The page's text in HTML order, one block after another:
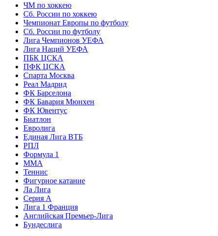
ЧМ по хоккею
Сб. России по хоккею
Чемпионат Европы по футболу
Сб. России по футболу
Лига Чемпионов УЕФА
Лига Наций УЕФА
ПБК ЦСКА
ПФК ЦСКА
Спарта Москва
Реал Мадрид
ФК Барселона
ФК Бавария Мюнхен
ФК Ювентус
Биатлон
Евролига
Единая Лига ВТБ
РПЛ
Формула 1
MMA
Теннис
Фигурное катание
Ла Лига
Серия А
Лига 1 Франция
Английская Премьер-Лига
Бундеслига